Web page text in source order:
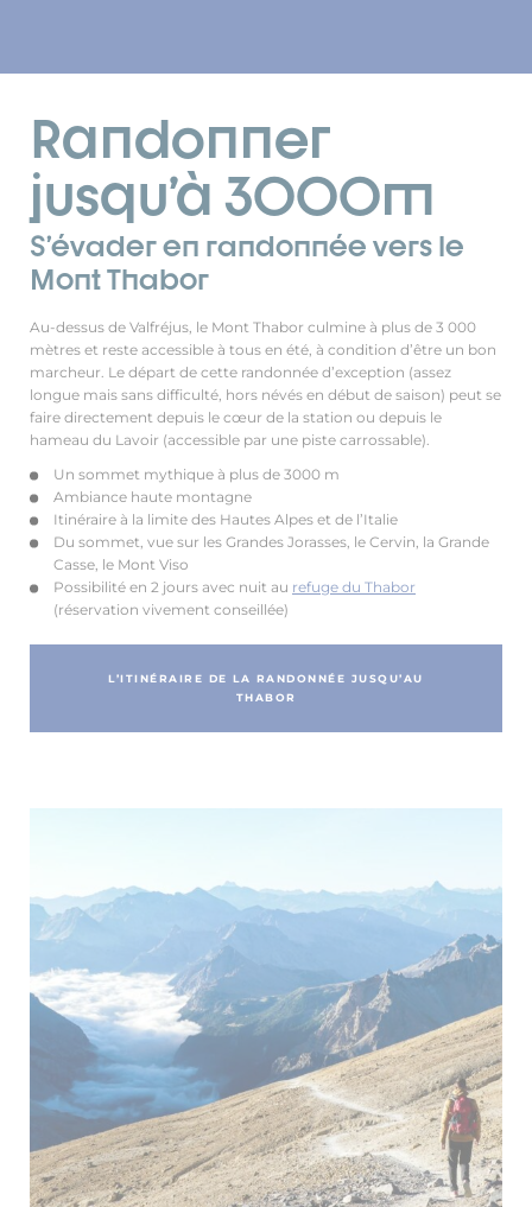
Randonner
jusqu’à 3000m
S’évader en randonnée vers le
Mont Thabor
Au-dessus de Valfréjus, le Mont Thabor culmine à plus de 3 000
mètres et reste accessible à tous en été, à condition d’être un bon
marcheur. Le départ de cette randonnée d’exception (assez
longue mais sans difficulté, hors névés en début de saison) peut se
faire directement depuis le cœur de la station ou depuis le
hameau du Lavoir (accessible par une piste carrossable).
Un sommet mythique à plus de 3000 m
Ambiance haute montagne
Itinéraire à la limite des Hautes Alpes et de l’Italie
Du sommet, vue sur les Grandes Jorasses, le Cervin, la Grande
Casse, le Mont Viso
Possibilité en 2 jours avec nuit au refuge du Thabor
(réservation vivement conseillée)
L’ITINÉRAIRE DE LA RANDONNÉE JUSQU’AU
THABOR